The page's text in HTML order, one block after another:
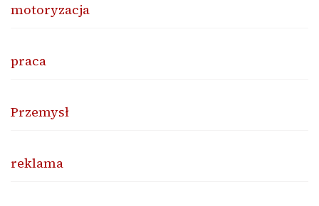
motoryzacja
praca
Przemysł
reklama